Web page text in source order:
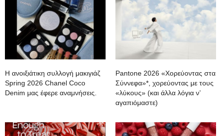
Η ανοιξιάτικη συλλογή μακιγιάζ
Spring 2026 Chanel Coco
Denim μας έφερε αναμνήσεις.
Pantone 2026 «Χορεύοντας στα
Σύννεφα»*, χορεύοντας με τους
«λύκους» (και άλλα λόγια ν’
αγαπιόμαστε)